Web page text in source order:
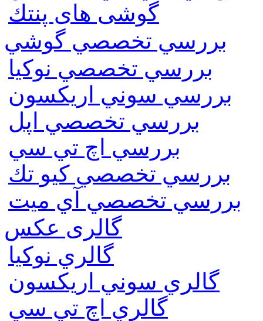
گوشی های پنتك
بررسي تخصصي گوشي
بررسي تخصصي نوكيا
بررسي سوني اريكسون
بررسي تخصصي اپل
بررسي اچ تي سي
بررسي تخصصي كيو تك
بررسي تخصصي آي ميت
گالری عکس
گالري نوكيا
گالري سوني اريكسون
گالري اچ تي سي